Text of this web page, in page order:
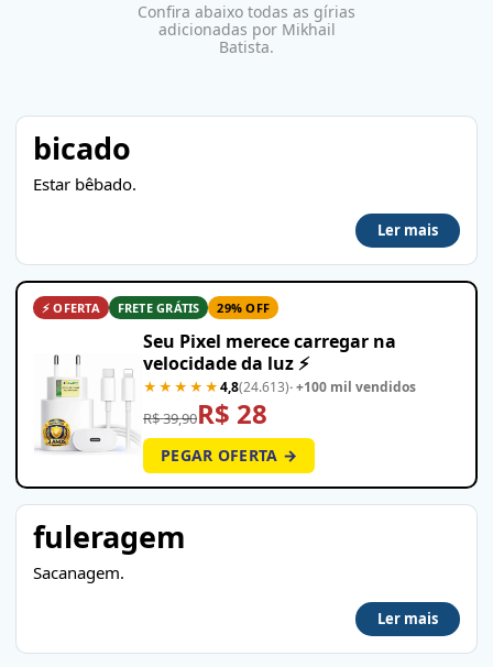
Confira abaixo todas as gírias
adicionadas por Mikhail
Batista.
bicado
Estar bêbado.
Ler mais
⚡ OFERTA FRETE GRÁTIS 29% OFF
Seu Pixel merece carregar na
velocidade da luz ⚡
★★★★★4,8(24.613)· +100 mil vendidos
R$ 39,90R$ 28
PEGAR OFERTA →
fuleragem
Sacanagem.
Ler mais